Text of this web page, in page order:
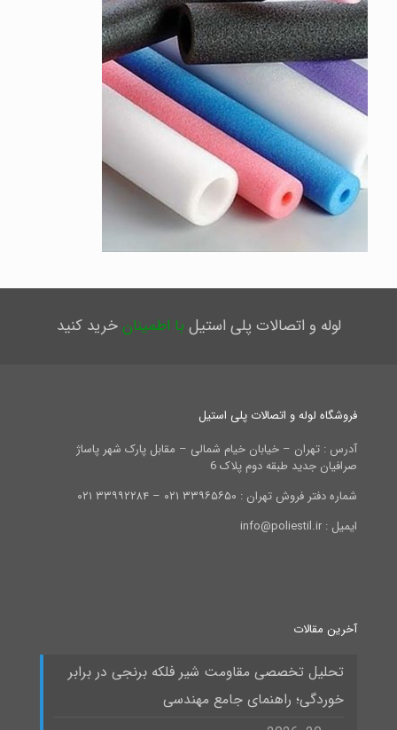
لوله و اتصالات پلی استیل با اطمینانخرید کنید
فروشگاه لوله و اتصالات پلی استیل
آدرس : تهران – خیابان خیام شمالی – مقابل پارک شهر پاساژ
صرافیان جدید طبقه دوم پلاک 6
شماره دفتر فروش تهران : ۳۳۹۶۵۶۵۰ ۰۲۱ – ۳۳۹۹۲۲۸۴ ۰۲۱
ایمیل : info@poliestil.ir
آخرین مقالات
تحلیل تخصصی مقاومت شیر فلکه برنجی در برابر
خوردگی؛ راهنمای جامع مهندسی